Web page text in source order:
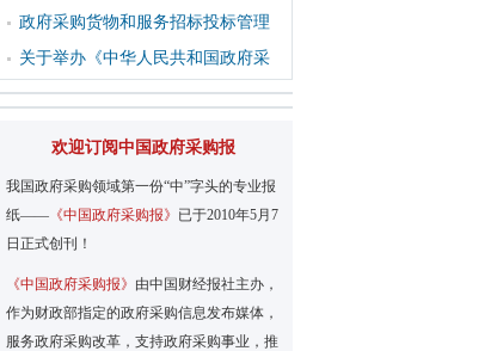
政府采购货物和服务招标投标管理
关于举办《中华人民共和国政府采
欢迎订阅中国政府采购报
我国政府采购领域第一份“中”字头的专业报
纸—— 《中国政府采购报》 已于2010年5月7
日正式创刊！
《中国政府采购报》 由中国财经报社主办，
作为财政部指定的政府采购信息发布媒体，
服务政府采购改革，支持政府采购事业，推